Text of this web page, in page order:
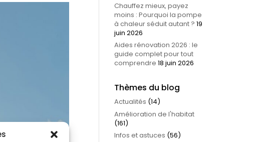
Chauffez mieux, payez
moins : Pourquoi la pompe
à chaleur séduit autant ? 19
juin 2026
Aides rénovation 2026 : le
guide complet pour tout
comprendre 18 juin 2026
Thèmes du blog
Actualités (14)
Amélioration de l'habitat
(161)
Infos et astuces (56)